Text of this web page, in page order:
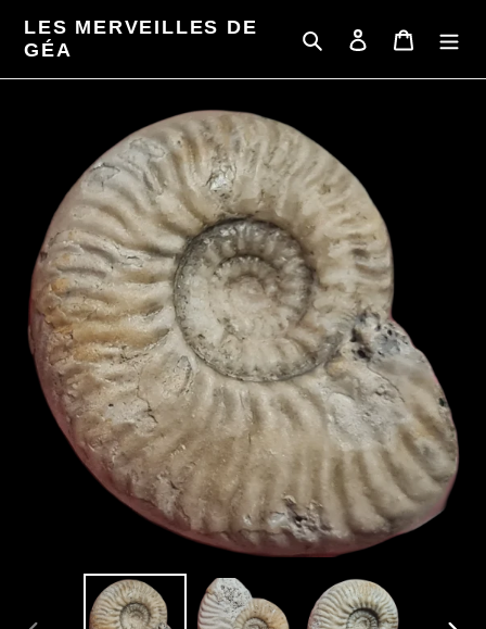
contenu
LES MERVEILLES DE
GÉA
RechercherSe connecter
Panier